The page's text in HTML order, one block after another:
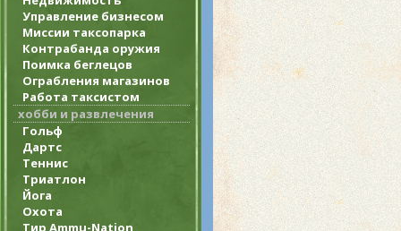
Управление бизнесом
Миссии таксопарка
Контрабанда оружия
Поимка беглецов
Ограбления магазинов
Работа таксистом
хобби и развлечения
Гольф
Дартс
Теннис
Триатлон
Йога
Охота
Тир Ammu-Nation